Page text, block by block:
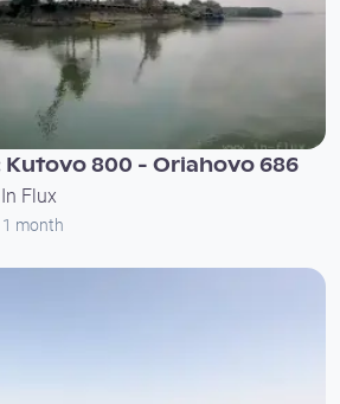
Kutovo 800 - Oriahovo 686
Flux
1 month